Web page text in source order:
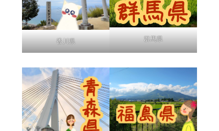
香川県 群馬県